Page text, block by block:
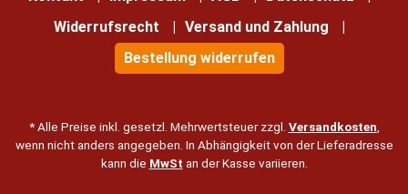
Widerrufsrecht
Versand und Zahlung
Bestellung widerrufen
* Alle Preise inkl. gesetzl. Mehrwertsteuer zzgl. Versandkosten
wenn nicht anders angegeben. In Abhängigkeit von der Lieferadresse
kann die MwSt an der Kasse variieren.